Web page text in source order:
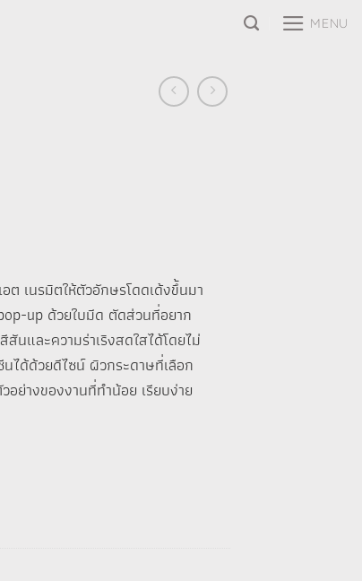
MENU
ต เนรมิตให้ตัวอักษรโดดเด้งขึ้นมา
up ด้วยใบมีด ตัดส่วนที่อยาก
สันและความร่าเริงสดใสได้โดยไม่
ได้ด้วยดีไซน์ ผิวกระดาษที่เลือก
ย่างของงานที่ทำน้อย เรียบง่าย